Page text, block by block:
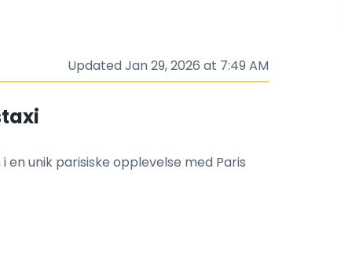
Updated Jan 29, 2026 at 7:49 AM
unik parisiske opplevelse med Paris